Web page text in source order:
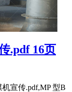
.pdf 16页
宣传.pdf,MP 型B